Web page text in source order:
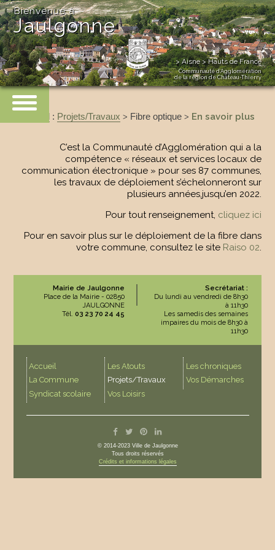
> Aisne > Hauts de France
Communauté d’Agglomération
de la région de Château-Thierry
Bienvenue à
Jaulgonne
Accueil: Projets/Travaux > Fibre optique> En savoir plus
C’est la Communauté d’Agglomération qui a la
compétence « réseaux et services locaux de
communication électronique » pour ses 87 communes,
les travaux de déploiement s’échelonneront sur
plusieurs années,jusqu’en 2022.
Pour tout renseignement, cliquez ici
Pour en savoir plus sur le déploiement de la fibre dans
votre commune, consultez le site Raiso 02.
Mairie de Jaulgonne
Place de la Mairie - 02850
JAULGONNE
Tél. 03 23 70 24 45
Secrétariat :
Du lundi au vendredi de 8h30
à 11h30
Les samedis des semaines
impaires du mois de 8h30 à
11h30
Accueil
La Commune
Syndicat scolaire
Les Atouts
Projets/Travaux
Vos Loisirs
Les chroniques
Vos Démarches
© 2014-2023 Ville de Jaulgonne
Tous droits réservés
Crédits et informations légales